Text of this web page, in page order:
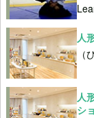
人
人
シ